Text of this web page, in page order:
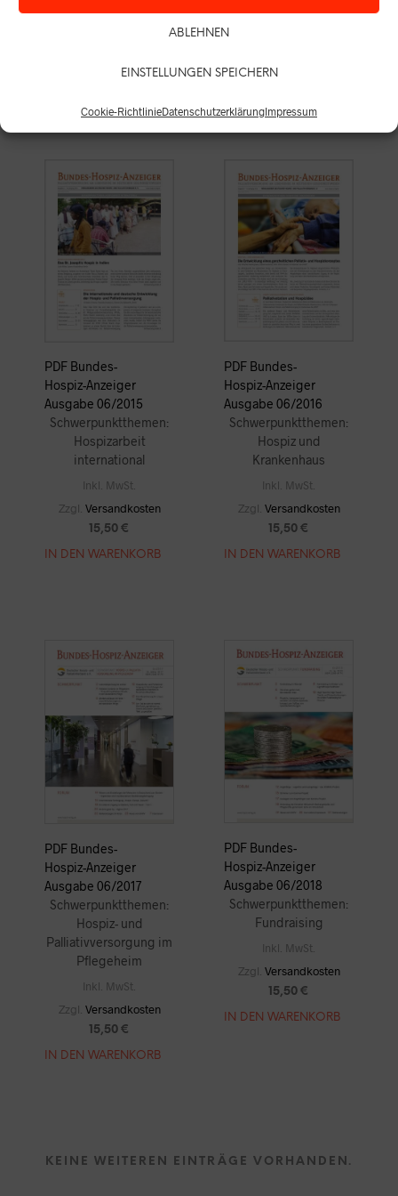
ABLEHNEN
EINSTELLUNGEN SPEICHERN
Cookie-RichtlinieDatenschutzerklärungImpressum
IN DEN WARENKORB
PDF Bundes-
Hospiz-Anzeiger
Ausgabe 06/2015
Schwerpunktthemen:
Hospizarbeit
international
Inkl. MwSt.
Zzgl. Versandkosten
15,50€
IN DEN WARENKORB
PDF Bundes-
Hospiz-Anzeiger
Ausgabe 06/2016
Schwerpunktthemen:
Hospiz und
Krankenhaus
Inkl. MwSt.
Zzgl. Versandkosten
15,50 €
IN DEN WARENKORB
PDF Bundes-
Hospiz-Anzeiger
Ausgabe 06/2017
Schwerpunktthemen:
Hospiz- und
Palliativversorgung im
Pflegeheim
Inkl. MwSt.
Zzgl. Versandkosten
15,50€
IN DEN WARENKORB
PDF Bundes-
Hospiz-Anzeiger
Ausgabe 06/2018
Schwerpunktthemen:
Fundraising
Inkl. MwSt.
Zzgl. Versandkosten
15,50 €
IN DEN WARENKORB
KEINE WEITEREN EINTRÄGE VORHANDEN.